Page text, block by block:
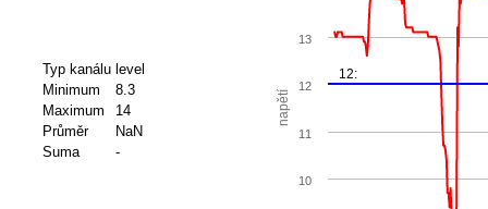
Typ kanálu level
Minimum
8.3
Maximum
14
Průměr
NaN
Suma
-
napětí
12:
10
11
12
13